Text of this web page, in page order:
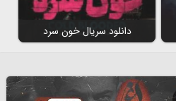
دانلود سریال خون سرد